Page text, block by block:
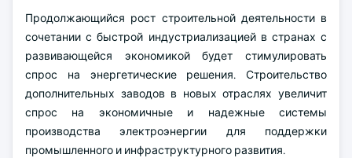
Продолжающийся рост строительной деятельности в
сочетании с быстрой индустриализацией в странах с
развивающейся экономикой будет стимулировать
спрос на энергетические решения. Строительство
дополнительных заводов в новых отраслях увеличит
спрос на экономичные и надежные системы
производства электроэнергии для поддержки
промышленного и инфраструктурного развития.